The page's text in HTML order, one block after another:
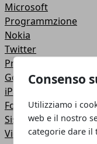
Consenso
Utilizziamo i
web e il nostro
categorie dare il
Microsoft
Programmzione
Nokia
Twitter
Privacy
Google +
iPad
Fotoritocco
Sistemi Operativi
Video Tutorial